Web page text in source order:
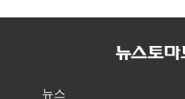
탈환'(종합)
격차
뉴스